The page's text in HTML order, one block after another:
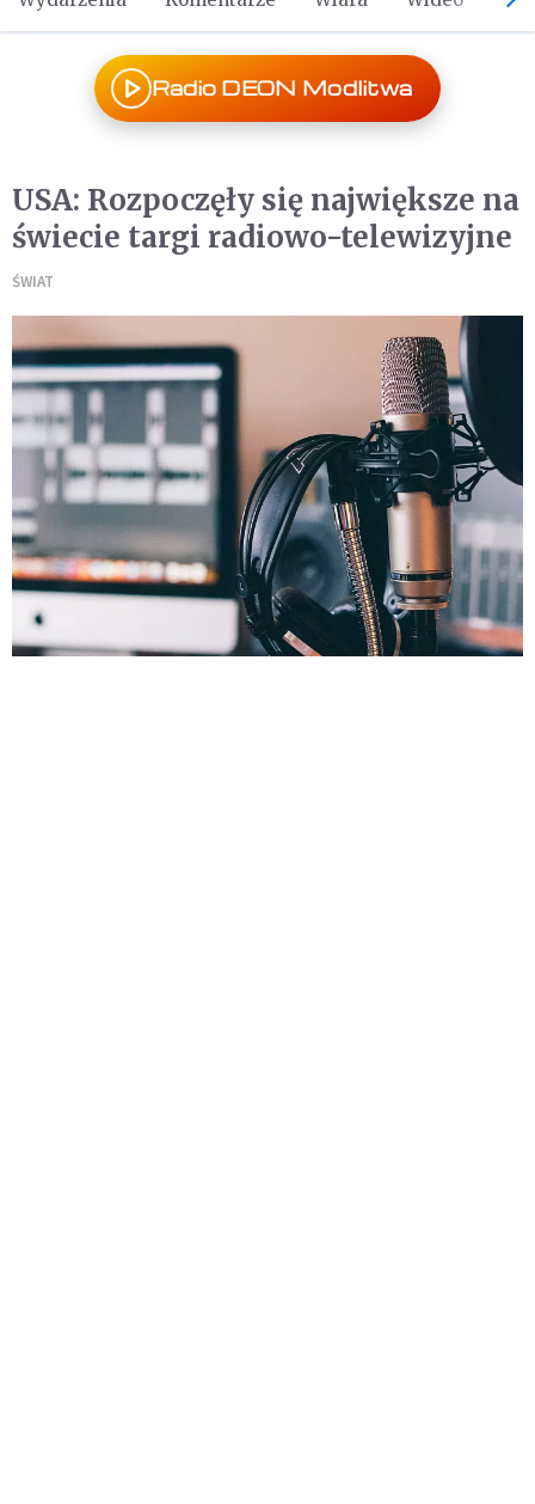
Radio DEON Modlitwa
USA: Rozpoczęły się największe na
świecie targi radiowo-telewizyjne
ŚWIAT